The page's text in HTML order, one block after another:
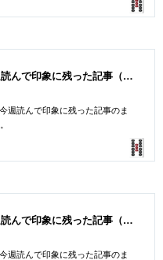
【感想】今週読んで印象に残った記事（20220314週）
週読んで印象に残った記事のま
【感想】今週読んで印象に残った記事（20220321週）
週読んで印象に残った記事のま